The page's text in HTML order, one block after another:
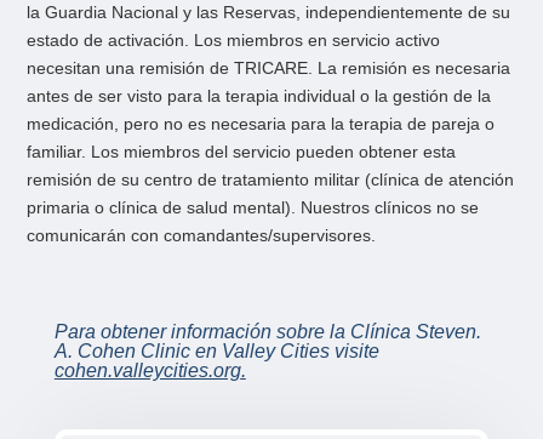
la Guardia Nacional y las Reservas, independientemente de su
estado de activación. Los miembros en servicio activo
necesitan una remisión de TRICARE. La remisión es necesaria
antes de ser visto para la terapia individual o la gestión de la
medicación, pero no es necesaria para la terapia de pareja o
familiar. Los miembros del servicio pueden obtener esta
remisión de su centro de tratamiento militar (clínica de atención
primaria o clínica de salud mental). Nuestros clínicos no se
comunicarán con comandantes/supervisores.
Para obtener información sobre la Clínica Steven.
A. Cohen Clinic en Valley Cities visite
cohen.valleycities.org.